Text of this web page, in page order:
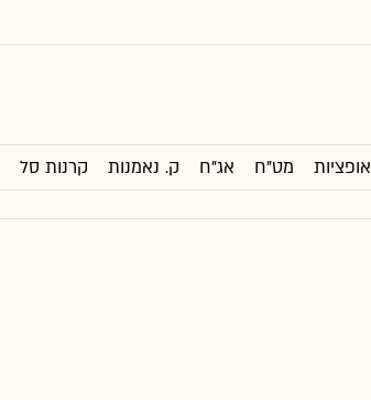
אופציות מט"ח אג"ח ק. נאמנות קרנות סל